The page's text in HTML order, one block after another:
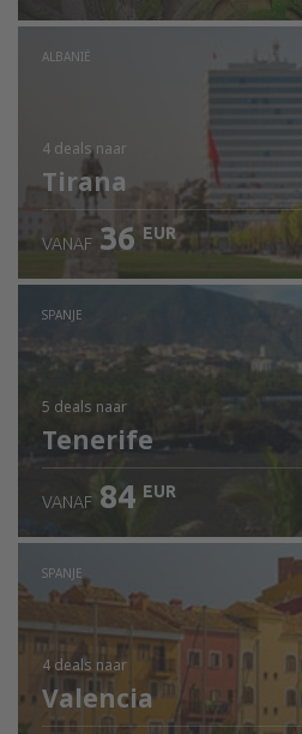
ALBANIË
4 deals naar
Tirana
VANAF 36 EUR
SPANJE
5 deals naar
Tenerife
VANAF 84 EUR
SPANJE
4 deals naar
Valencia